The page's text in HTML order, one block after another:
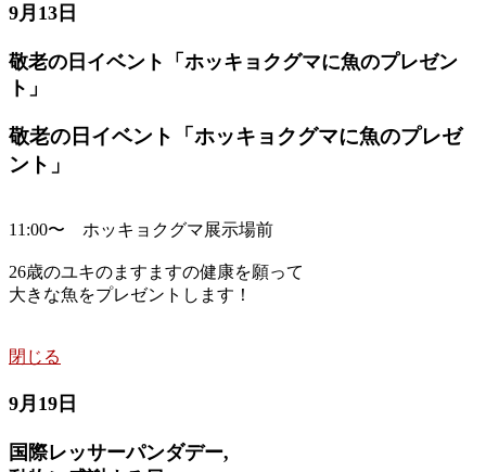
9月13日
敬老の日イベント「ホッキョクグマに魚のプレゼン
ト」
敬老の日イベント「ホッキョクグマに魚のプレゼ
ント」
11:00〜 ホッキョクグマ展示場前
26歳のユキのますますの健康を願って
大きな魚をプレゼントします！
閉じる
9月19日
国際レッサーパンダデー,